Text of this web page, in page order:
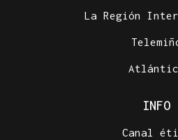
La Región
INFO
Canal